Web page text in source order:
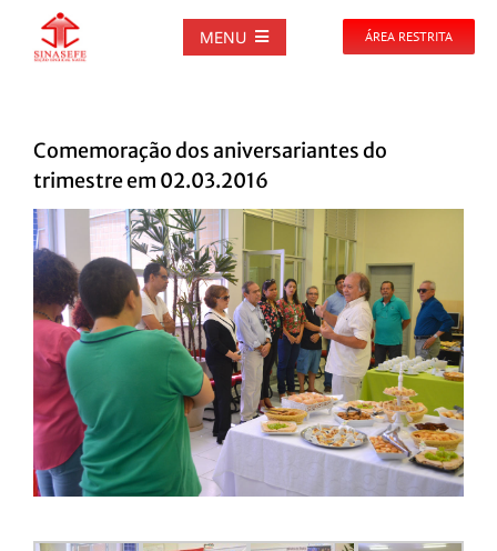
MENU
NOTÍCIAS
PUBLICAÇÕES
DOCUMENTOS
GALERIAS
EVENTOS
ÁREA RESTRITA
Comemoração dos aniversariantes do
trimestre em 02.03.2016
View
Larger
Image